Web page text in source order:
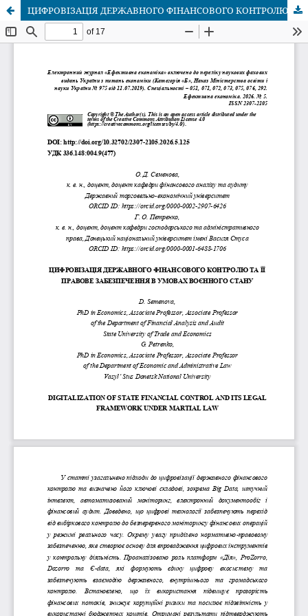
ЦИФРОВІЗАЦІЯ ДЕРЖАВНОГО ФІНАНСОВОГО КОНТРОЛЮ ТА ЇЇ ПРАВОВЕ ЗАБЕЗПЕЧЕННЯ В УМОВАХ ВОЄННОГО СТАНУ